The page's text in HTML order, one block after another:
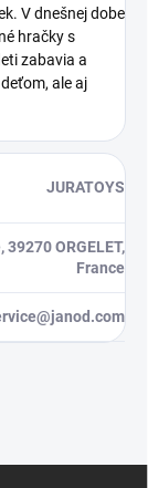
V dnešnej dobe
hračky s
zabavia a
ale aj
JURATOYS
ORGELET,
France